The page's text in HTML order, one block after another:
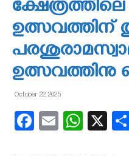
ഉത്സവത്തിന്
ഉത്സവത്തിനു
October 22, 2025
Facebook
Email X